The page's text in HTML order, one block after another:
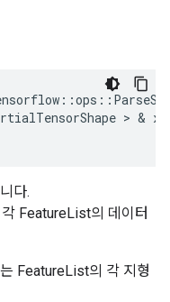
::ops ::
> & x
다.
FeatureList의 데이터
FeatureList의 각 지형